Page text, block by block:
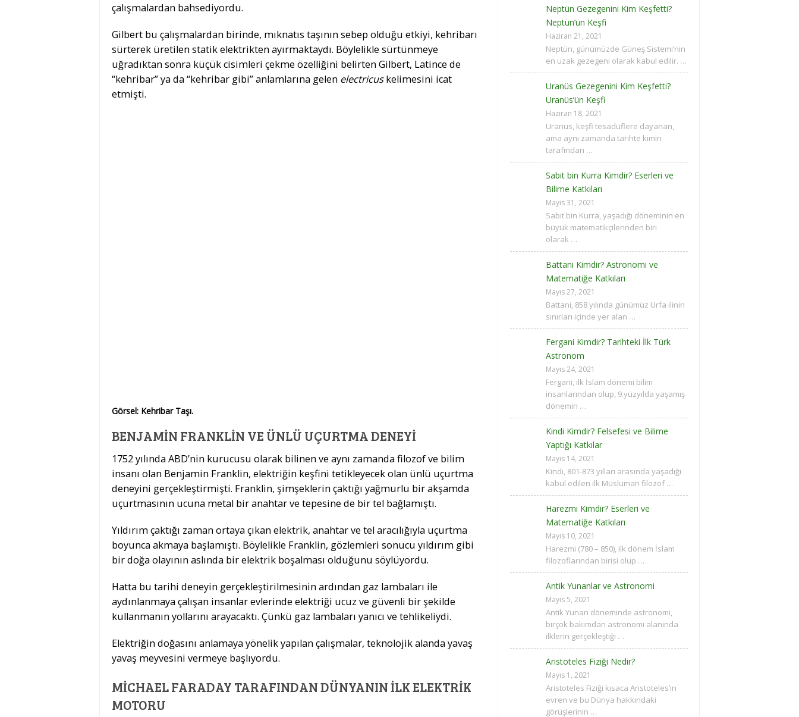
çalışmalardan bahsediyordu.
Gilbert bu çalışmalardan birinde, mıknatıs taşının sebep olduğu etkiyi, kehribarı
sürterek üretilen statik elektrikten ayırmaktaydı. Böylelikle sürtünmeye
uğradıktan sonra küçük cisimleri çekme özelliğini belirten Gilbert, Latince de
“kehribar” ya da “kehribar gibi” anlamlarına gelen electricuskelimesini icat
etmişti.
Görsel: Kehribar Taşı.
BENJAMIN FRANKLIN VE ÜNLÜ UÇURTMA DENEYI
1752 yılında ABD’nin kurucusu olarak bilinen ve aynı zamanda filozof ve bilim
insanı olan Benjamin Franklin, elektriğin keşfini tetikleyecek olan ünlü uçurtma
deneyini gerçekleştirmişti. Franklin, şimşeklerin çaktığı yağmurlu bir akşamda
uçurtmasının ucuna metal bir anahtar ve tepesine de bir tel bağlamıştı.
Yıldırım çaktığı zaman ortaya çıkan elektrik, anahtar ve tel aracılığıyla uçurtma
boyunca akmaya başlamıştı. Böylelikle Franklin, gözlemleri sonucu yıldırım gibi
bir doğa olayının aslında bir elektrik boşalması olduğunu söylüyordu.
Hatta bu tarihi deneyin gerçekleştirilmesinin ardından gaz lambaları ile
aydınlanmaya çalışan insanlar evlerinde elektriği ucuz ve güvenli bir şekilde
kullanmanın yollarını arayacaktı. Çünkü gaz lambaları yanıcı ve tehlikeliydi.
Elektriğin doğasını anlamaya yönelik yapılan çalışmalar, teknolojik alanda yavaş
yavaş meyvesini vermeye başlıyordu.
MICHAEL FARADAY TARAFINDAN DÜNYANIN İLK ELEKTRIK
MOTORU
Neptün Gezegenini Kim Keşfetti?
Neptün’ün Keşfi
Haziran 21, 2021
Neptün, günümüzde Güneş Sistemi’nin
en uzak gezegeni olarak kabul edilir. …
Uranüs Gezegenini Kim Keşfetti?
Uranüs’ün Keşfi
Haziran 18, 2021
Uranüs, keşfi tesadüflere dayanan,
ama aynı zamanda tarihte kimin
tarafından …
Sabit bin Kurra Kimdir? Eserleri ve
Bilime Katkıları
Mayıs 31, 2021
Sabit bin Kurra, yaşadığı döneminin en
büyük matematikçilerinden biri
olarak …
Battani Kimdir? Astronomi ve
Matematiğe Katkıları
Mayıs 27, 2021
Battani, 858 yılında günümüz Urfa ilinin
sınırları içinde yer alan …
Fergani Kimdir? Tarihteki İlk Türk
Astronom
Mayıs 24, 2021
Fergani, ilk İslam dönemi bilim
insanlarından olup, 9.yüzyılda yaşamış
dönemin …
Kindi Kimdir? Felsefesi ve Bilime
Yaptığı Katkılar
Mayıs 14, 2021
Kindi, 801-873 yılları arasında yaşadığı
kabul edilen ilk Müslüman filozof …
Harezmi Kimdir? Eserleri ve
Matematiğe Katkıları
Mayıs 10, 2021
Harezmi (780 – 850), ilk dönem İslam
filozoflarından birisi olup …
Antik Yunanlar ve Astronomi
Mayıs 5, 2021
Antik Yunan döneminde astronomi,
birçok bakımdan astronomi alanında
ilklerin gerçekleştiği …
Aristoteles Fiziği Nedir?
Mayıs 1, 2021
Aristoteles Fiziği kısaca Aristoteles’in
evren ve bu Dünya hakkındaki
görüşlerinin …